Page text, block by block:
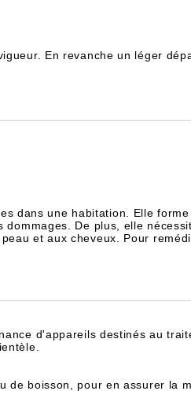
En revanche un léger
dans une habitation. Elle
De plus, elle
et aux cheveux. Pour
d'appareils destinés au
de boisson, pour en assurer la